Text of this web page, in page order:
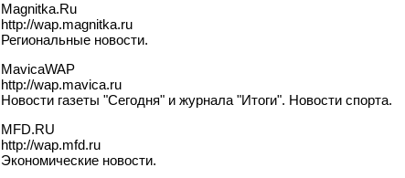
Magnitka.Ru
http://wap.magnitka.ru
Региональные новости.
MavicaWAP
http://wap.mavica.ru
Новости газеты "Сегодня" и журнала "Итоги". Новости спорта.
MFD.RU
http://wap.mfd.ru
Экономические новости.